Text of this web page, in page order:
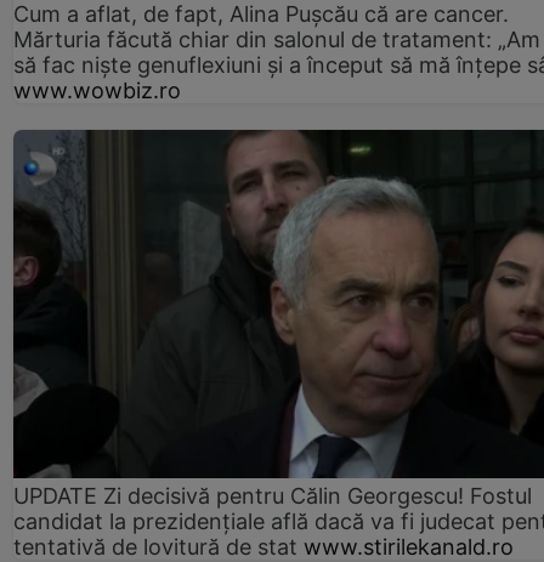
Cum a aflat, de fapt, Alina Pușcău că are cancer.
Mărturia făcută chiar din salonul de tratament:
să fac niște genuflexiuni și a început să mă înțepe
www.wowbiz.ro
UPDATE Zi decisivă pentru Călin Georgescu! Fostul
candidat la prezidențiale află dacă va fi judecat
tentativă de lovitură de stat www.stirilekanald.ro